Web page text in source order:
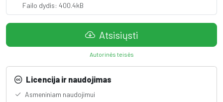
Failo dydis: 400.4kB
Atsisiųsti
Autorinės teisės
Licencija ir naudojimas
Asmeniniam naudojimui